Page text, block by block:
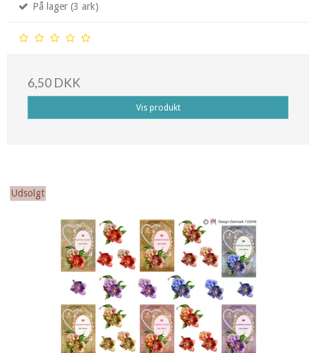
På lager (3 ark)
6,50 DKK
Vis produkt
Udsolgt